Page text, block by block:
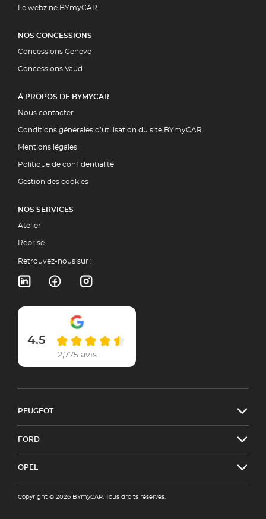
Le webzine BYmyCAR
NOS CONCESSIONS
Concessions Genève
Concessions Vaud
À PROPOS DE BYMYCAR
Nous contacter
Conditions générales d’utilisation du site BYmyCAR
Mentions légales
Politique de confidentialité
Gestion des cookies
NOS SERVICES
Atelier
Reprise
Retrouvez-nous sur :
4.5
2,775 avis
PEUGEOT
FORD
OPEL
Copyright © 2026 BYmyCAR. Tous droits réservés.